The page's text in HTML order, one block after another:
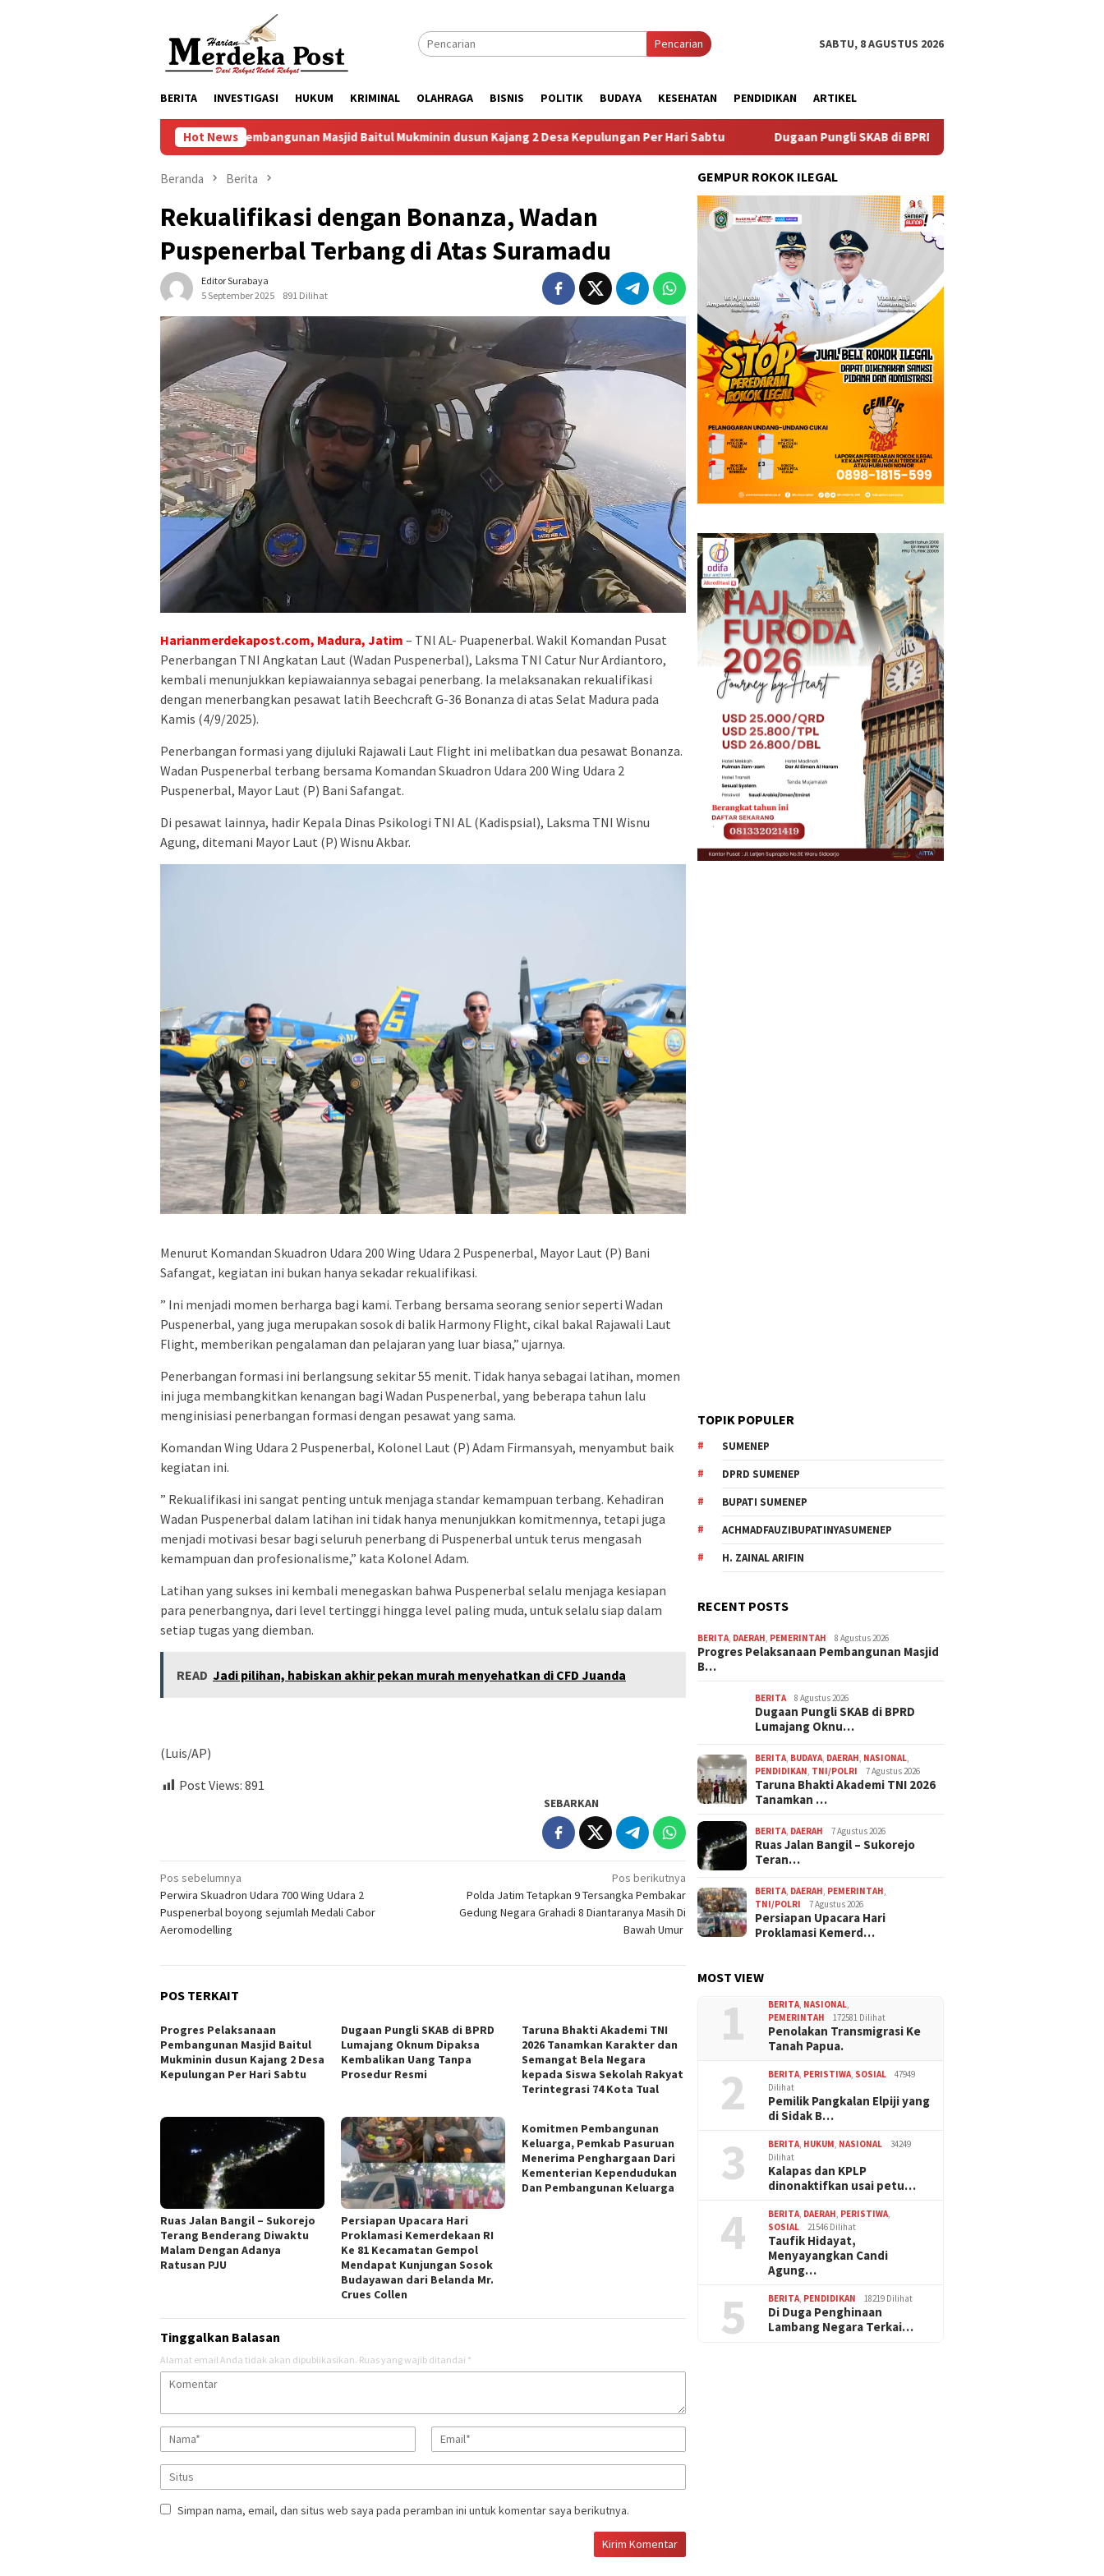
Pencarian SABTU, 8 AGUSTUS 2026
BERITA INVESTIGASI HUKUM KRIMINAL OLAHRAGA BISNIS POLITIK BUDAYA KESEHATAN PENDIDIKAN ARTIKEL
Hot News
Progres Pelaksanaan Pembangunan Masjid Baitul Mukminin dusun Kajang 2 Desa Kepulungan Per Hari Sabtu Dugaan Pungli SKAB di BPRD Lumajang Oknum Dipaksa Kembalikan Uang
Beranda Berita
Rekualifikasi dengan Bonanza, Wadan
Puspenerbal Terbang di Atas Suramadu
Editor Surabaya
5 September 2025
891 Dilihat
Harianmerdekapost.com, Madura, Jatim – TNl AL- Puapenerbal. Wakil Komandan Pusat
Penerbangan TNI Angkatan Laut (Wadan Puspenerbal), Laksma TNI Catur Nur Ardiantoro,
kembali menunjukkan kepiawaiannya sebagai penerbang. Ia melaksanakan rekualifikasi
dengan menerbangkan pesawat latih Beechcraft G-36 Bonanza di atas Selat Madura pada
Kamis (4/9/2025).
Penerbangan formasi yang dijuluki Rajawali Laut Flight ini melibatkan dua pesawat Bonanza.
Wadan Puspenerbal terbang bersama Komandan Skuadron Udara 200 Wing Udara 2
Puspenerbal, Mayor Laut (P) Bani Safangat.
Di pesawat lainnya, hadir Kepala Dinas Psikologi TNI AL (Kadispsial), Laksma TNI Wisnu
Agung, ditemani Mayor Laut (P) Wisnu Akbar.
Menurut Komandan Skuadron Udara 200 Wing Udara 2 Puspenerbal, Mayor Laut (P) Bani
Safangat, kegiatan ini bukan hanya sekadar rekualifikasi.
” Ini menjadi momen berharga bagi kami. Terbang bersama seorang senior seperti Wadan
Puspenerbal, yang juga merupakan sosok di balik Harmony Flight, cikal bakal Rajawali Laut
Flight, memberikan pengalaman dan pelajaran yang luar biasa,” ujarnya.
Penerbangan formasi ini berlangsung sekitar 55 menit. Tidak hanya sebagai latihan, momen
ini juga membangkitkan kenangan bagi Wadan Puspenerbal, yang beberapa tahun lalu
menginisiasi penerbangan formasi dengan pesawat yang sama.
Komandan Wing Udara 2 Puspenerbal, Kolonel Laut (P) Adam Firmansyah, menyambut baik
kegiatan ini.
” Rekualifikasi ini sangat penting untuk menjaga standar kemampuan terbang. Kehadiran
Wadan Puspenerbal dalam latihan ini tidak hanya menunjukkan komitmennya, tetapi juga
menjadi motivasi besar bagi seluruh penerbang di Puspenerbal untuk terus mengasah
kemampuan dan profesionalisme,” kata Kolonel Adam.
Latihan yang sukses ini kembali menegaskan bahwa Puspenerbal selalu menjaga kesiapan
para penerbangnya, dari level tertinggi hingga level paling muda, untuk selalu siap dalam
setiap tugas yang diemban.
READ Jadi pilihan, habiskan akhir pekan murah menyehatkan di CFD Juanda
(Luis/AP)
Post Views: 891
SEBARKAN
Navigasi
pos
Pos sebelumnya
Perwira Skuadron Udara 700 Wing Udara 2
Puspenerbal boyong sejumlah Medali Cabor
Aeromodelling
Pos berikutnya
Polda Jatim Tetapkan 9 Tersangka Pembakar
Gedung Negara Grahadi 8 Diantaranya Masih Di
Bawah Umur
POS TERKAIT
Progres Pelaksanaan
Pembangunan Masjid Baitul
Mukminin dusun Kajang 2 Desa
Kepulungan Per Hari Sabtu
Dugaan Pungli SKAB di BPRD
Lumajang Oknum Dipaksa
Kembalikan Uang Tanpa
Prosedur Resmi
Taruna Bhakti Akademi TNI
2026 Tanamkan Karakter dan
Semangat Bela Negara
kepada Siswa Sekolah Rakyat
Terintegrasi 74 Kota Tual
Ruas Jalan Bangil – Sukorejo
Terang Benderang Diwaktu
Malam Dengan Adanya
Ratusan PJU
Persiapan Upacara Hari
Proklamasi Kemerdekaan RI
Ke 81 Kecamatan Gempol
Mendapat Kunjungan Sosok
Budayawan dari Belanda Mr.
Crues Collen
Komitmen Pembangunan
Keluarga, Pemkab Pasuruan
Menerima Penghargaan Dari
Kementerian Kependudukan
Dan Pembangunan Keluarga
Tinggalkan Balasan
Alamat email Anda tidak akan dipublikasikan. Ruas yang wajib ditandai *
Simpan nama, email, dan situs web saya pada peramban ini untuk komentar saya berikutnya.
GEMPUR ROKOK ILEGAL
TOPIK POPULER
SUMENEP
DPRD SUMENEP
BUPATI SUMENEP
ACHMADFAUZIBUPATINYASUMENEP
H. ZAINAL ARIFIN
RECENT POSTS
BERITA, DAERAH, PEMERINTAH 8 Agustus 2026
Progres Pelaksanaan Pembangunan Masjid
B…
BERITA 8 Agustus 2026
Dugaan Pungli SKAB di BPRD
Lumajang Oknu…
BERITA, BUDAYA, DAERAH, NASIONAL,
PENDIDIKAN, TNI/POLRI 7 Agustus 2026
Taruna Bhakti Akademi TNI 2026
Tanamkan …
BERITA, DAERAH 7 Agustus 2026
Ruas Jalan Bangil – Sukorejo
Teran…
BERITA, DAERAH, PEMERINTAH,
TNI/POLRI
7 Agustus 2026
Persiapan Upacara Hari
Proklamasi Kemerd…
MOST VIEW
1 BERITA, NASIONAL,
PEMERINTAH
172581 Dilihat
Penolakan Transmigrasi Ke
Tanah Papua.
2 BERITA, PERISTIWA, SOSIAL
47949
Dilihat
Pemilik Pangkalan Elpiji yang
di Sidak B…
3 BERITA, HUKUM, NASIONAL
34249
Dilihat
Kalapas dan KPLP
dinonaktifkan usai petu…
4 BERITA, DAERAH, PERISTIWA,
SOSIAL
21546 Dilihat
Taufik Hidayat,
Menyayangkan Candi
Agung…
5 BERITA, PENDIDIKAN 18219 Dilihat
Di Duga Penghinaan
Lambang Negara Terkai…